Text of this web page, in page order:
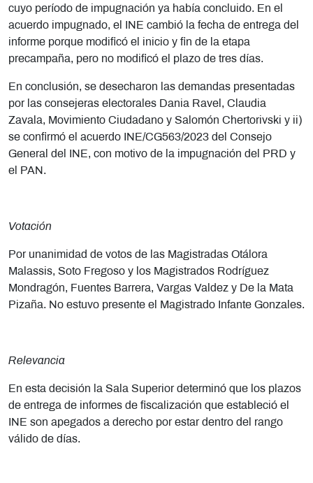
cuyo período de impugnación ya había concluido. En el
acuerdo impugnado, el INE cambió la fecha de entrega del
informe porque modificó el inicio y fin de la etapa
precampaña, pero no modificó el plazo de tres días.
En conclusión, se desecharon las demandas presentadas
por las consejeras electorales Dania Ravel, Claudia
Zavala, Movimiento Ciudadano y Salomón Chertorivski y ii)
se confirmó el acuerdo INE/CG563/2023 del Consejo
General del INE, con motivo de la impugnación del PRD y
el PAN.
Votación
Por unanimidad de votos de las Magistradas Otálora
Malassis, Soto Fregoso y los Magistrados Rodríguez
Mondragón, Fuentes Barrera, Vargas Valdez y De la Mata
Pizaña. No estuvo presente el Magistrado Infante Gonzales.
Relevancia
En esta decisión la Sala Superior determinó que los plazos
de entrega de informes de fiscalización que estableció el
INE son apegados a derecho por estar dentro del rango
válido de días.